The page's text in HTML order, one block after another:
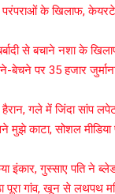
के खिलाफ,
से बचाने नशा के
पर 35 हजार
गले में जिंदा सांप
मुझे काटा, सोशल
इंकार, गुस्साए पति ने
गांव, खून से लथपथ